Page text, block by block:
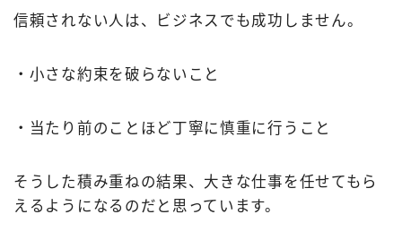
信頼されない人は、ビジネスでも成功しません。
・小さな約束を破らないこと
・当たり前のことほど丁寧に慎重に行うこと
そうした積み重ねの結果、大きな仕事を任せてもら
えるようになるのだと思っています。